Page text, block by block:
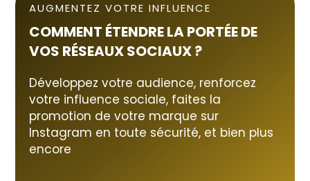
AUGMENTEZ VOTRE INFLUENCE
COMMENT ÉTENDRE LA PORTÉE DE
VOS RÉSEAUX SOCIAUX?
Développez votre audience, renforcez
votre influence sociale, faites la
promotion de votre marque sur
Instagram en toute sécurité, et bien plus
encore